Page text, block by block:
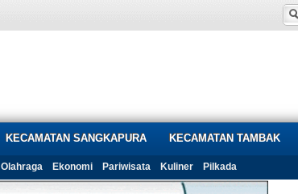
KECAMATAN SANGKAPURA KECAMATAN TAMBAK
Olahraga Ekonomi Pariwisata Kuliner Pilkada